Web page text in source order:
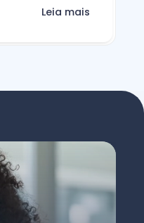
Leia mais